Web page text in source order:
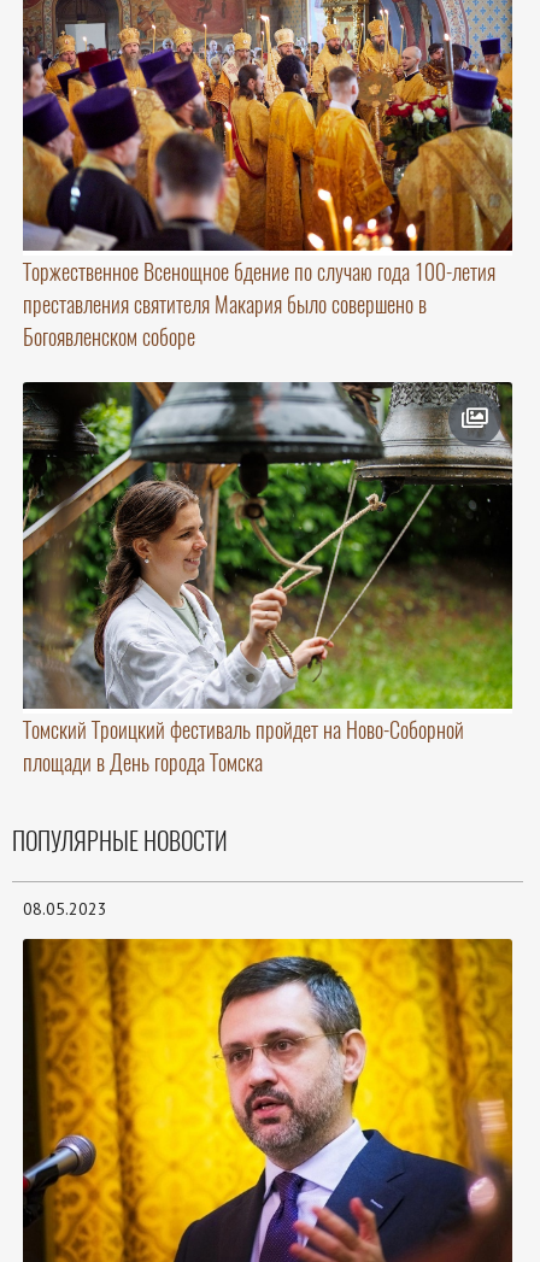
Торжественное Всенощное бдение по случаю года 100-летия
преставления святителя Макария было совершено в
Богоявленском соборе
Томский Троицкий фестиваль пройдет на Ново-Соборной
площади в День города Томска
ПОПУЛЯРНЫЕ НОВОСТИ
08.05.2023